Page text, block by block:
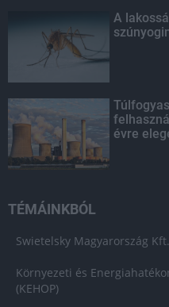
A
évre
TÉMÁINKBÓL
Swietelsky Magyarország Kft.
Környezeti és
(KEHOP)